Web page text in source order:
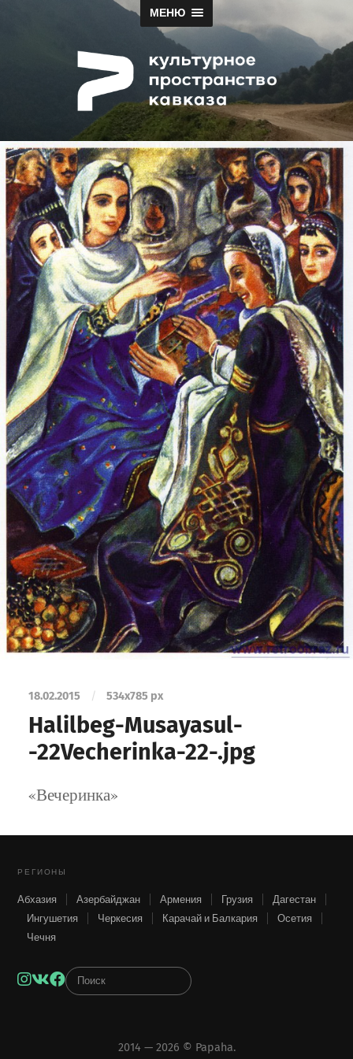
МЕНЮ
18.02.2015 / 534x785 px
Halilbeg-Musayasul-
-22Vecherinka-22-.jpg
«Вечеринка»
РЕГИОНЫ
Абхазия Азербайджан Армения Грузия
Дагестан
Ингушетия
Черкесия Карачай и Балкария
Осетия
Чечня
Instagram
VKFacebook
2014 — 2026 © Papaha.